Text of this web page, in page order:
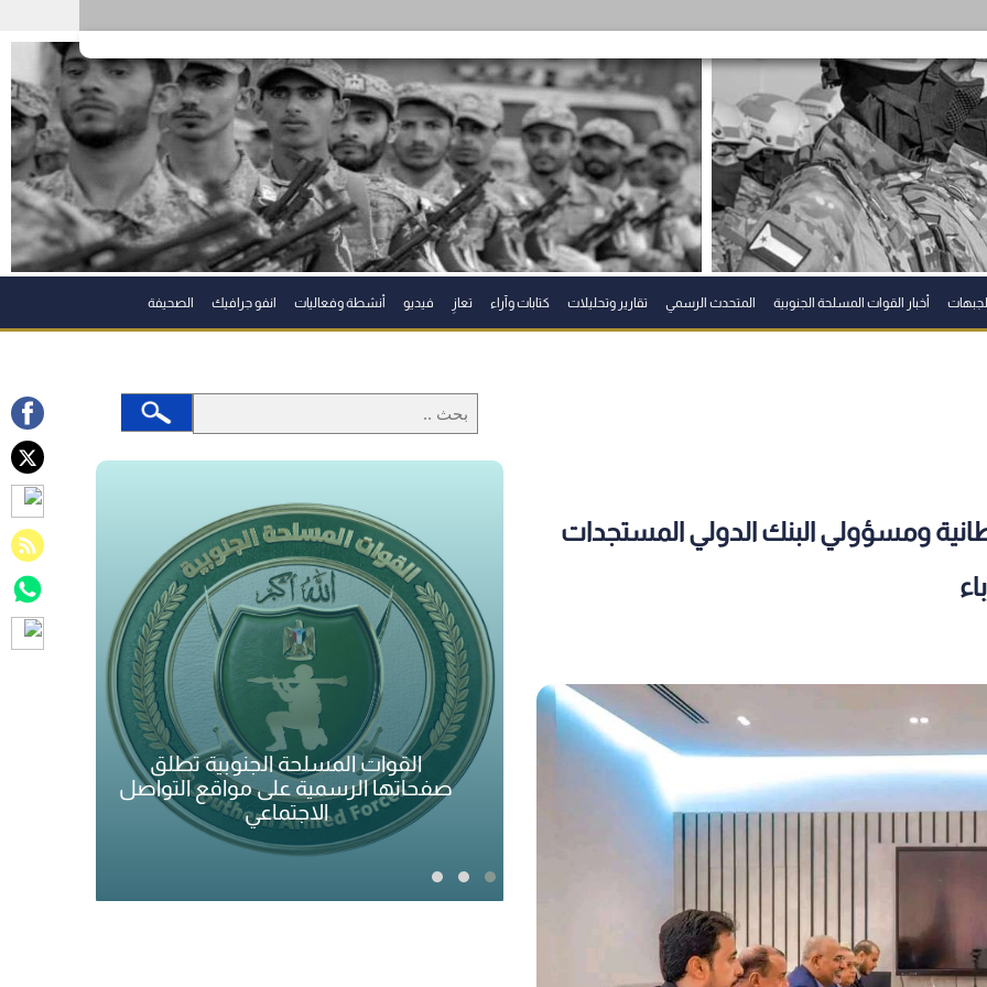
أخبار القوات المسلحة الجنوبية المتحدث الرسمي تقارير وتحليلات كتابات وآراء تعازِ فيديو أنشطة وفعاليات انفو جرافيك الصحيفة
ومسؤولي البنك الدولي المستجدات
القوات المسلحة الجنوبية تطلق
صفحاتها الرسمية على مواقع التواصل
الاجتماعي
الأجهزة الأمنية توضح بشأن ملابسات
واقعة مستشفى عدن الخيري